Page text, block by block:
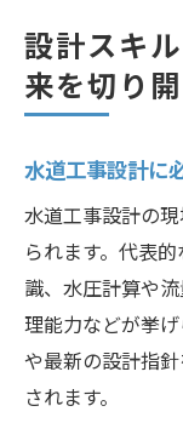
設計スキ
来を切り開
水道工事設計に
水道工事設計の
られます。代表
識、水圧計算や
理能力などが挙
や最新の設計指
されます。